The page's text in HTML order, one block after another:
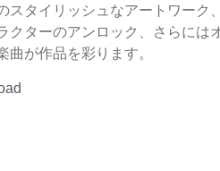
スタイリッシュなアートワーク
クターのアンロック、さらには
が作品を彩ります。